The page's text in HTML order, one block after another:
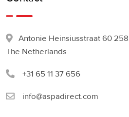
Antonie Heinsiusstraat 60
The Netherlands
+31 65 11 37 656
info@aspadirect.com